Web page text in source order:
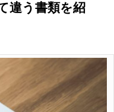
違う書類を紹